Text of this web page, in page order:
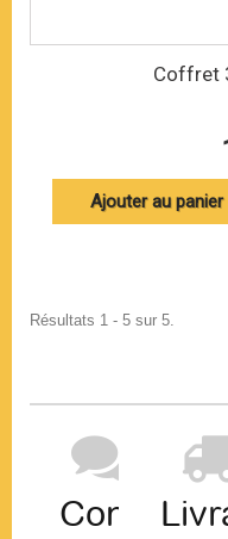
Coffret
Ajouter au panier
Résultats 1 - 5 sur 5.
Contact